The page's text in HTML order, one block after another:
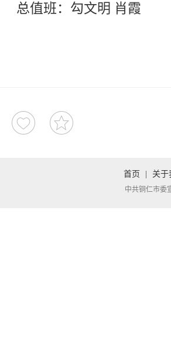
总值班：勾文明 肖霞
首页 关于
中共铜仁市委